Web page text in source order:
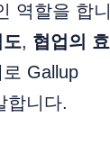
역할을 합니
도, 협업의 효
Gallup
합니다.